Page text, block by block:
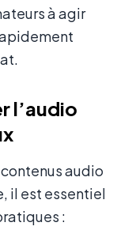
à agir
l’audio
audio
il est essentiel
: